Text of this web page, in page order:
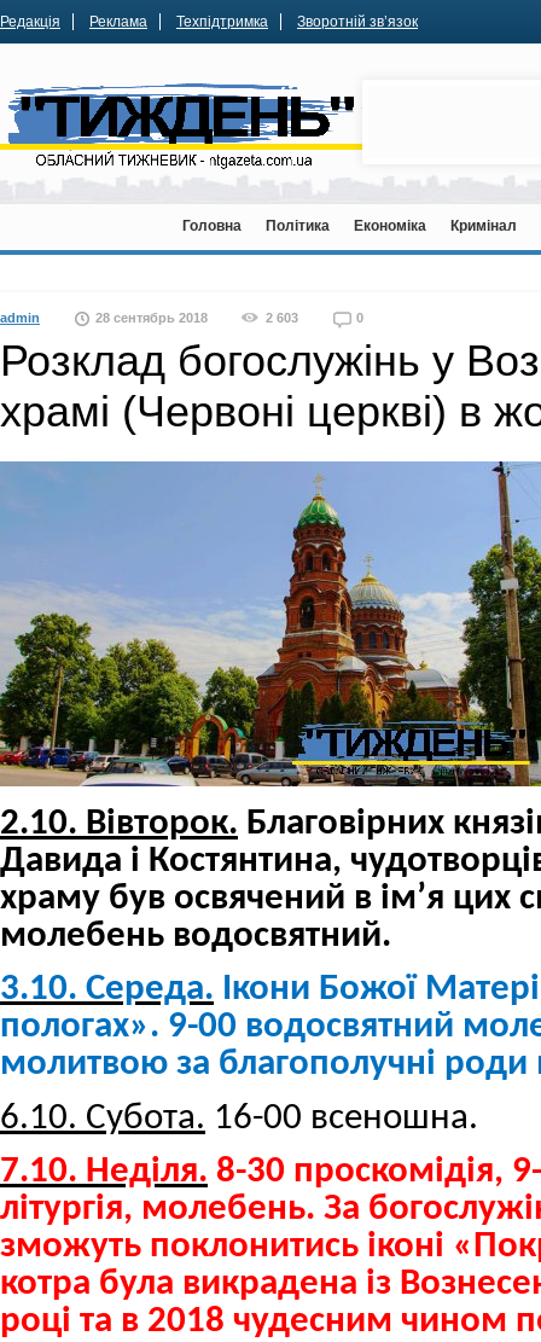
Редакція Реклама Техпідтримка Зворотній зв’язок
Головна Політика Економіка Кримінал
admin 28 сентябрь 2018 2 603 0
Розклад богослужінь у
храмі (Червоні церкві) в
2.10. Вівторок. Благовірних
Давида і Костянтина,
храму був освячений в ім’я цих
молебень водосвятний.
3.10. Середа. Ікони Божої
пологах». 9-00 водосвятний
молитвою за благополучні роди
6.10. Субота. 16-00 всеношна.
7.10. Неділя. 8-30 проскомідія,
літургія, молебень. За
зможуть поклонитись іконі
котра була викрадена із
році та в 2018 чудесним чином